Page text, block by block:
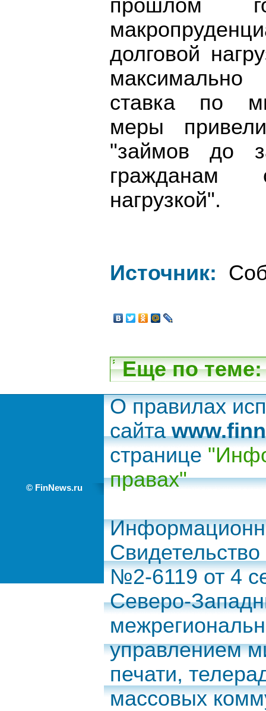
прошлом
долговой
ставка по
меры
"займов до
гражданам
нагрузкой".
Источник:
Еще по теме:
© FinNews.ru
О правилах
сайта
странице
правах"
№2-6119 от 4
Северо-
управлением
печати,
массовых